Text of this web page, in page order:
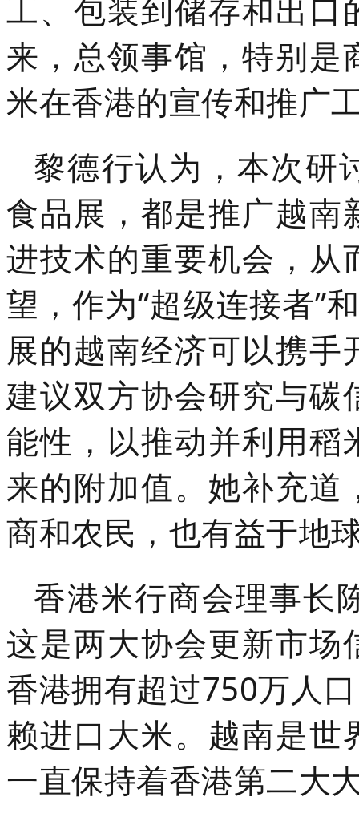
工、包装到储存和出口
来，总领事馆，特别
米在香港的宣传和推广
黎德行认为，本次研
食品展，都是推广越
进技术的重要机会，从
望，作为“超级连接者”
展的越南经济可以携
建议双方协会研究与
能性，以推动并利用
来的附加值。她补充
商和农民，也有益于地
香港米行商会理事长
这是两大协会更新市
香港拥有超过750万人
赖进口大米。越南是
一直保持着香港第二大